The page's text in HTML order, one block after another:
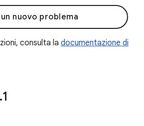
nuovo problema
consulta la documentazione di
.1